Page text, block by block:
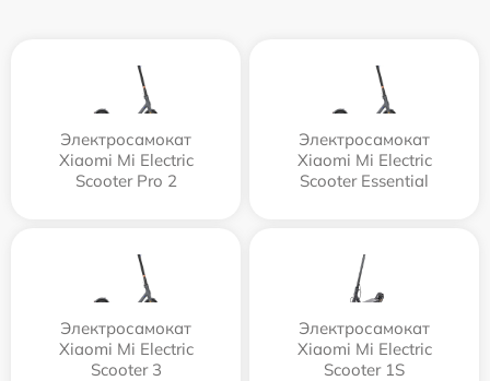
Электросамокат
Xiaomi Mi Electric
Scooter Pro 2
Электросамокат
Xiaomi Mi Electric
Scooter Essential
Электросамокат
Xiaomi Mi Electric
Scooter 3
Электросамокат
Xiaomi Mi Electric
Scooter 1S